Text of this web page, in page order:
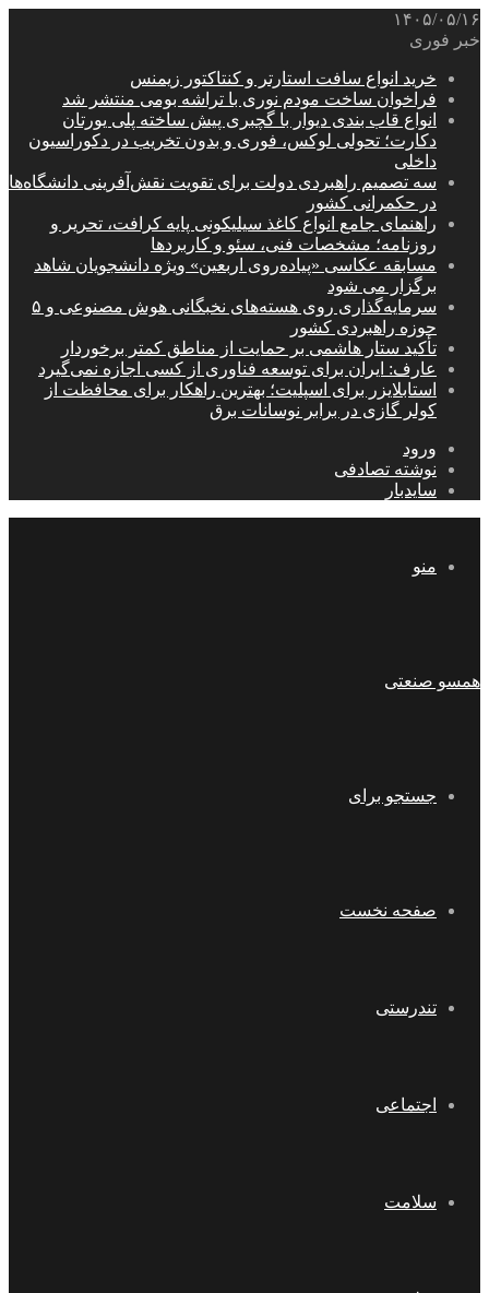
۱۴۰۵/۰۵/۱۶
خبر فوری
خرید انواع سافت استارتر و کنتاکتور زیمنس
فراخوان ساخت مودم نوری با تراشه بومی منتشر شد
انواع قاب بندی دیوار با گچبری پیش ساخته پلی یورتان
دکارت؛ تحولی لوکس، فوری و بدون تخریب در دکوراسیون
داخلی
سه تصمیم راهبردی دولت برای تقویت نقش‌آفرینی دانشگاه‌ها
در حکمرانی کشور
راهنمای جامع انواع کاغذ سیلیکونی پایه کرافت، تحریر و
روزنامه؛ مشخصات فنی، سئو و کاربردها
مسابقه عکاسی «پیاده‌روی اربعین» ویژه دانشجویان شاهد
برگزار می شود
سرمایه‌گذاری روی هسته‌های نخبگانی هوش مصنوعی و ۵
حوزه راهبردی کشور
تأکید ستار هاشمی بر حمایت از مناطق کمتر برخوردار
عارف: ایران برای توسعه فناوری از کسی اجازه نمی‌گیرد
استابلایزر برای اسپلیت؛ بهترین راهکار برای محافظت از
کولر گازی در برابر نوسانات برق
ورود
نوشته تصادفی
سایدبار
منو
همسو صنعتی
جستجو برای
صفحه نخست
تندرستی
اجتماعی
سلامت